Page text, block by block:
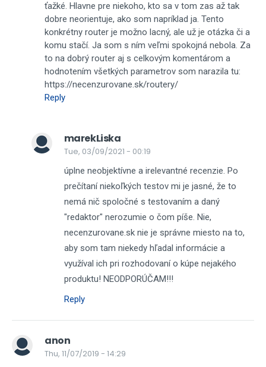
ťažké. Hlavne pre niekoho, kto sa v tom zas až tak
dobre neorientuje, ako som napríklad ja. Tento
konkrétny router je možno lacný, ale už je otázka či a
komu stačí. Ja som s ním veľmi spokojná nebola. Za
to na dobrý router aj s celkovým komentárom a
hodnotením všetkých parametrov som narazila tu:
https://necenzurovane.sk/routery/
Reply
marekLiska
Tue, 03/09/2021 - 00:19
úplne neobjektívne a irelevantné recenzie. Po
prečítaní niekoľkých testov mi je jasné, že to
nemá nič spoločné s testovaním a daný
"redaktor" nerozumie o čom píše. Nie,
necenzurovane.sk nie je správne miesto na to,
aby som tam niekedy hľadal informácie a
využíval ich pri rozhodovaní o kúpe nejakého
produktu! NEODPORÚČAM!!!
Reply
anon
Thu, 11/07/2019 - 14:29